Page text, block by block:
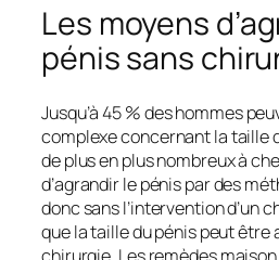
Les moyens
pénis sans
Jusqu’à 45 % des hommes
complexe concernant la taille
de plus en plus nombreux à
d’agrandir le pénis par des
donc sans l’intervention d’un
que la taille du pénis peut être